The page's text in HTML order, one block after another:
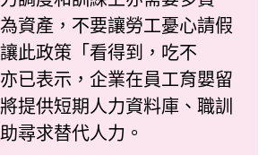
資產，不要讓勞工憂心請假
此政策「看得到，吃不
已表示，企業在員工育嬰留
提供短期人力資料庫、職訓
尋求替代人力。